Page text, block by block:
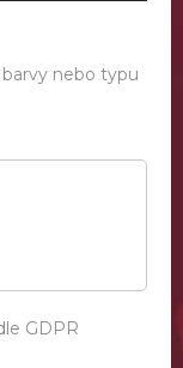
nebo typu
GDPR